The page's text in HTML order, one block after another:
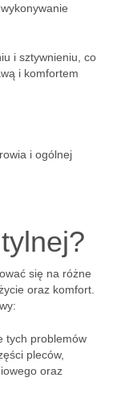
i sztywnieniu, co
i komfortem
i ogólnej
się na różne
oraz komfort.
tych problemów
pleców,
oraz